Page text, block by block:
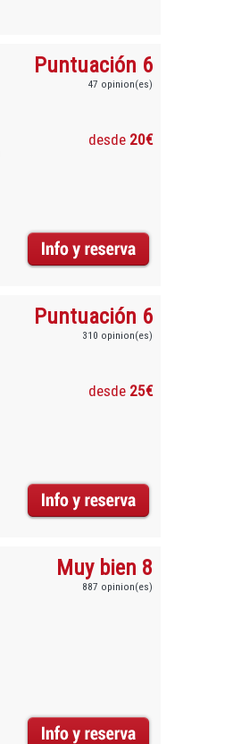
Puntuación 6
47 opinion(es)
desde 20€
Puntuación 6
310 opinion(es)
desde 25€
Muy bien 8
887 opinion(es)